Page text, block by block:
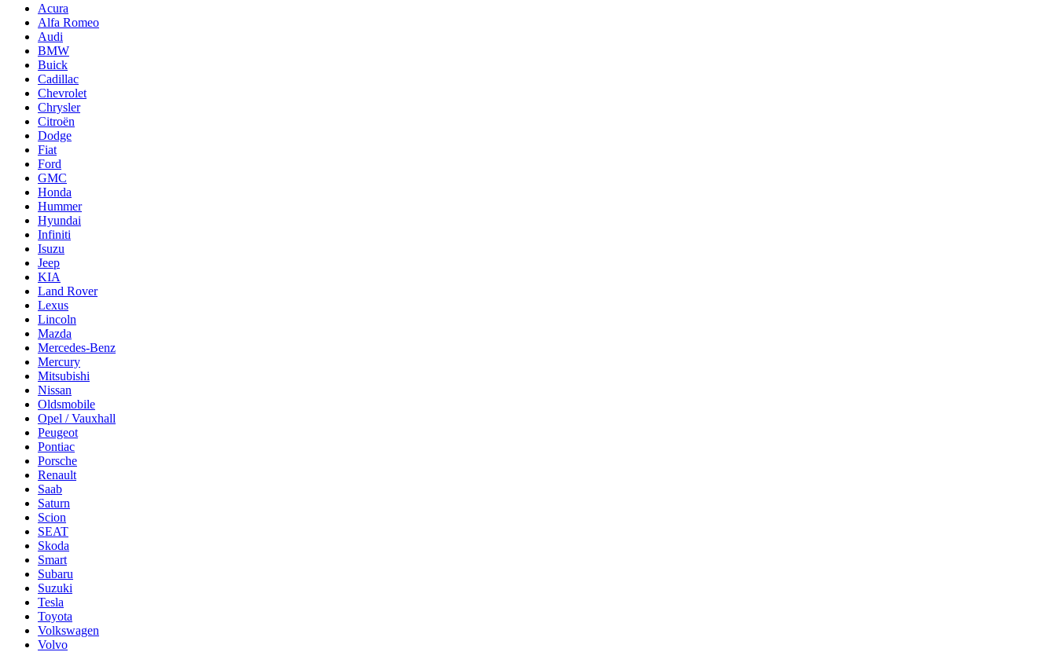
Acura
Alfa Romeo
Audi
BMW
Buick
Cadillac
Chevrolet
Chrysler
Citroën
Dodge
Fiat
Ford
GMC
Honda
Hummer
Hyundai
Infiniti
Isuzu
Jeep
KIA
Land Rover
Lexus
Lincoln
Mazda
Mercedes-Benz
Mercury
Mitsubishi
Nissan
Oldsmobile
Opel / Vauxhall
Peugeot
Pontiac
Porsche
Renault
Saab
Saturn
Scion
SEAT
Skoda
Smart
Subaru
Suzuki
Tesla
Toyota
Volkswagen
Volvo